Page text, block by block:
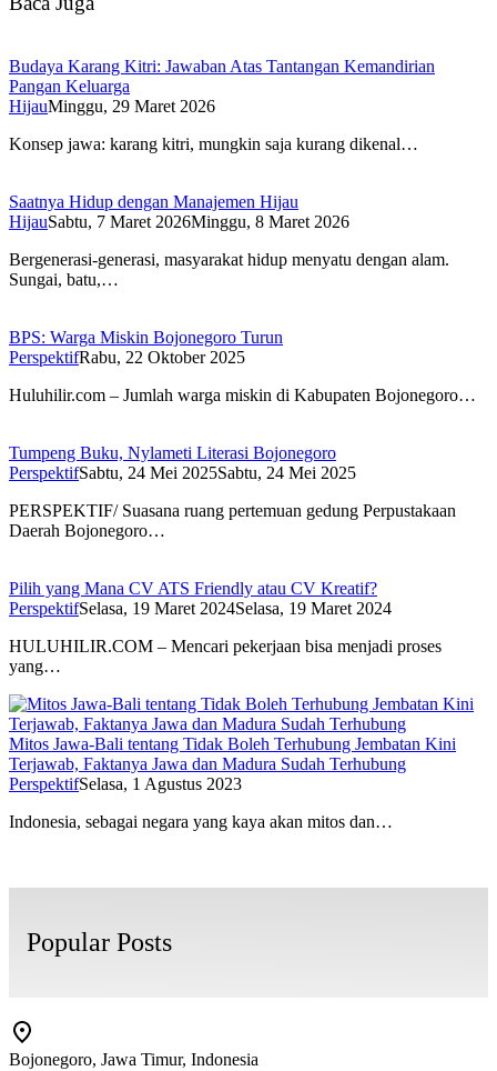
Budaya Karang Kitri: Jawaban Atas Tantangan Kemandirian
Pangan Keluarga
HijauMinggu, 29 Maret 2026
Konsep jawa: karang kitri, mungkin saja kurang dikenal…
Saatnya Hidup dengan Manajemen Hijau
HijauSabtu, 7 Maret 2026Minggu, 8 Maret 2026
Bergenerasi-generasi, masyarakat hidup menyatu dengan alam.
Sungai, batu,…
BPS: Warga Miskin Bojonegoro Turun
PerspektifRabu, 22 Oktober 2025
Huluhilir.com – Jumlah warga miskin di Kabupaten Bojonegoro…
Tumpeng Buku, Nylameti Literasi Bojonegoro
PerspektifSabtu, 24 Mei 2025Sabtu, 24 Mei 2025
PERSPEKTIF/ Suasana ruang pertemuan gedung Perpustakaan
Daerah Bojonegoro…
Pilih yang Mana CV ATS Friendly atau CV Kreatif?
PerspektifSelasa, 19 Maret 2024Selasa, 19 Maret 2024
HULUHILIR.COM – Mencari pekerjaan bisa menjadi proses
yang…
Mitos Jawa-Bali tentang Tidak Boleh Terhubung Jembatan Kini
Terjawab, Faktanya Jawa dan Madura Sudah Terhubung
PerspektifSelasa, 1 Agustus 2023
Indonesia, sebagai negara yang kaya akan mitos dan…
Popular Posts
Bojonegoro, Jawa Timur, Indonesia